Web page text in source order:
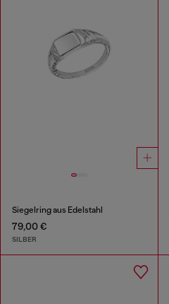
Siegelring aus Edelstahl
79,00 €
SILBER